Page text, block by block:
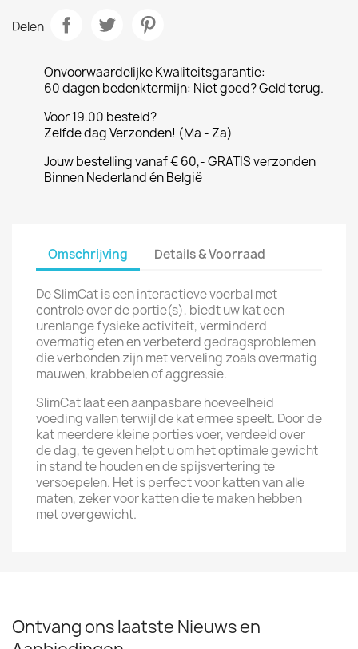
Delen
Onvoorwaardelijke Kwaliteitsgarantie:
60 dagen bedenktermijn: Niet goed? Geld terug.
Voor 19.00 besteld?
Zelfde dag Verzonden! (Ma - Za)
Jouw bestelling vanaf € 60,- GRATIS verzonden
Binnen Nederland én België
Omschrijving Details & Voorraad
De SlimCat is een interactieve voerbal met
controle over de portie(s), biedt uw kat een
urenlange fysieke activiteit, verminderd
overmatig eten en verbeterd gedragsproblemen
die verbonden zijn met verveling zoals overmatig
mauwen, krabbelen of aggressie.
SlimCat laat een aanpasbare hoeveelheid
voeding vallen terwijl de kat ermee speelt. Door de
kat meerdere kleine porties voer, verdeeld over
de dag, te geven helpt u om het optimale gewicht
in stand te houden en de spijsvertering te
versoepelen. Het is perfect voor katten van alle
maten, zeker voor katten die te maken hebben
met overgewicht.
Ontvang ons laatste Nieuws en